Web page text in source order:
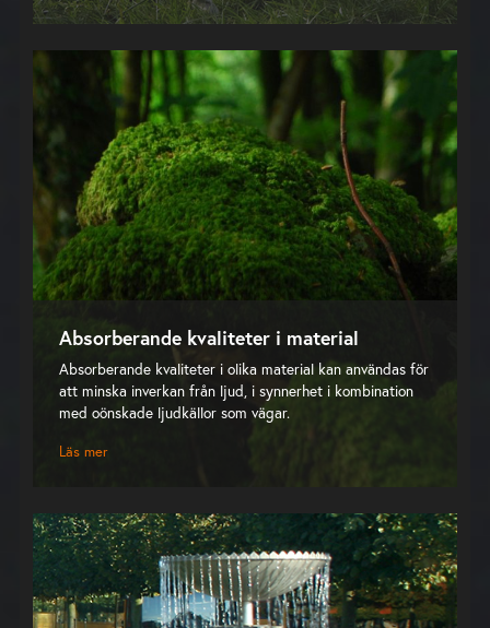
Absorberande kvaliteter i material
Absorberande kvaliteter i olika material kan användas för
att minska inverkan från ljud, i synnerhet i kombination
med oönskade ljudkällor som vägar.
Läs mer